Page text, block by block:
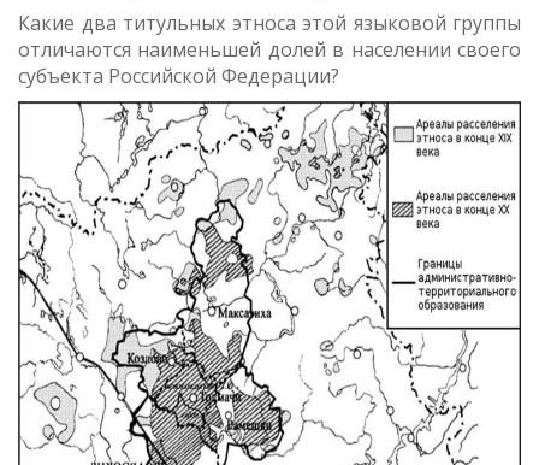
Какие два титульных этноса этой языковой группы
отличаются наименьшей долей в населении своего
субъекта Российской Федерации?